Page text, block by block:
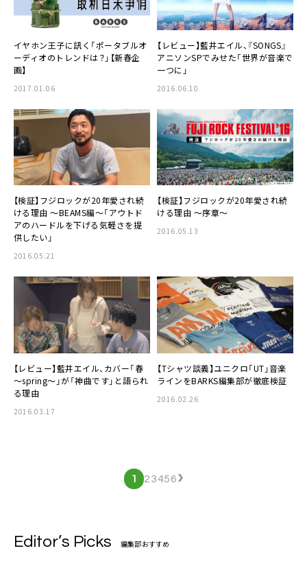
イヤホン王子に訊く「ポータブルオ
ーディオのトレンドは？」【新春企
画】
2017.01.06
【レビュー】藍井エイル、『SONGS』
アニソンSPでみせた「世界が音楽で
一つに」
2016.06.10
【検証】 フジロックが20年愛され続
ける理由 ～BEAMS編～「アウトド
アのハードルを下げる気軽さを提
供したい」
2016.05.21
【検証】フジロックが20年愛され続
ける理由 ～序章～
2016.05.13
【レビュー】藍井エイル、カバー「春
～spring～」が「神曲です」と語られ
る理由
2016.03.17
【Tシャツ談義】ユニクロ「UT」音楽
ラインをBARKS編集部が徹底検証
2016.02.26
1 23456›
Editor’s Picks 編集部おすすめ